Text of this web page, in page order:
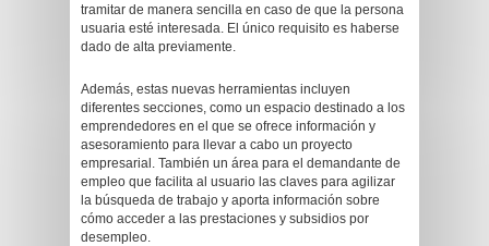
tramitar de manera sencilla en caso de que la persona
usuaria esté interesada. El único requisito es haberse
dado de alta previamente.
Además, estas nuevas herramientas incluyen
diferentes secciones, como un espacio destinado a los
emprendedores en el que se ofrece información y
asesoramiento para llevar a cabo un proyecto
empresarial. También un área para el demandante de
empleo que facilita al usuario las claves para agilizar
la búsqueda de trabajo y aporta información sobre
cómo acceder a las prestaciones y subsidios por
desempleo.